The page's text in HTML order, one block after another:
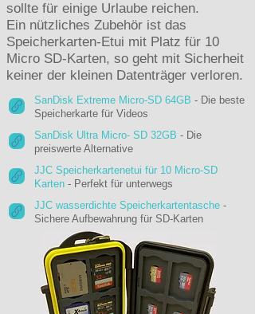
sollte für einige Urlaube reichen.
Ein nützliches Zubehör ist das
Speicherkarten-Etui mit Platz für 10
Micro SD-Karten, so geht mit Sicherheit
keiner der kleinen Datenträger verloren.
SanDisk Extreme Micro-SD 64GB - Die beste
Speicherkarte für Videos
SanDisk Ultra Micro- SD 32GB - Die
preiswerte Alternative
JJC Speicherkartenetui für 10 Micro-SD
Karten - Perfekt für unterwegs
JJC wasserdichte Speicherkartentasche -
Sichere Aufbewahrung für SD-Karten